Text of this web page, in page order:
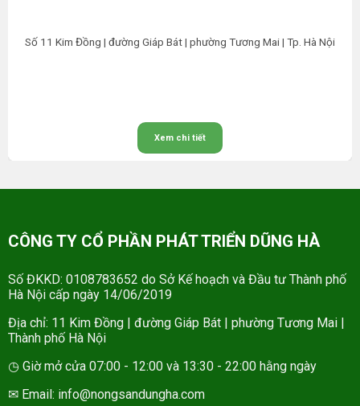
Số 11 Kim Đồng | đường Giáp Bát | phường Tương Mai | Tp. Hà Nội
Xem chi tiết
CÔNG TY CỔ PHẦN PHÁT TRIỂN DŨNG HÀ
Số ĐKKD: 0108783652 do Sở Kế hoạch và Đầu tư Thành phố
Hà Nội cấp ngày 14/06/2019
Địa chỉ: 11 Kim Đồng | đường Giáp Bát | phường Tương Mai |
Thành phố Hà Nội
◷ Giờ mở cửa 07:00 - 12:00 và 13:30 - 22:00 hằng ngày
✉ Email: info@nongsandungha.com